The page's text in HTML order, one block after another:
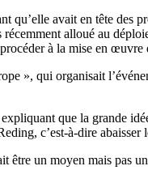
qu’elle avait en tête
alloué au
à la mise en œuvre
», qui organisait
que la grande
c’est-à-dire
être un moyen mais pas